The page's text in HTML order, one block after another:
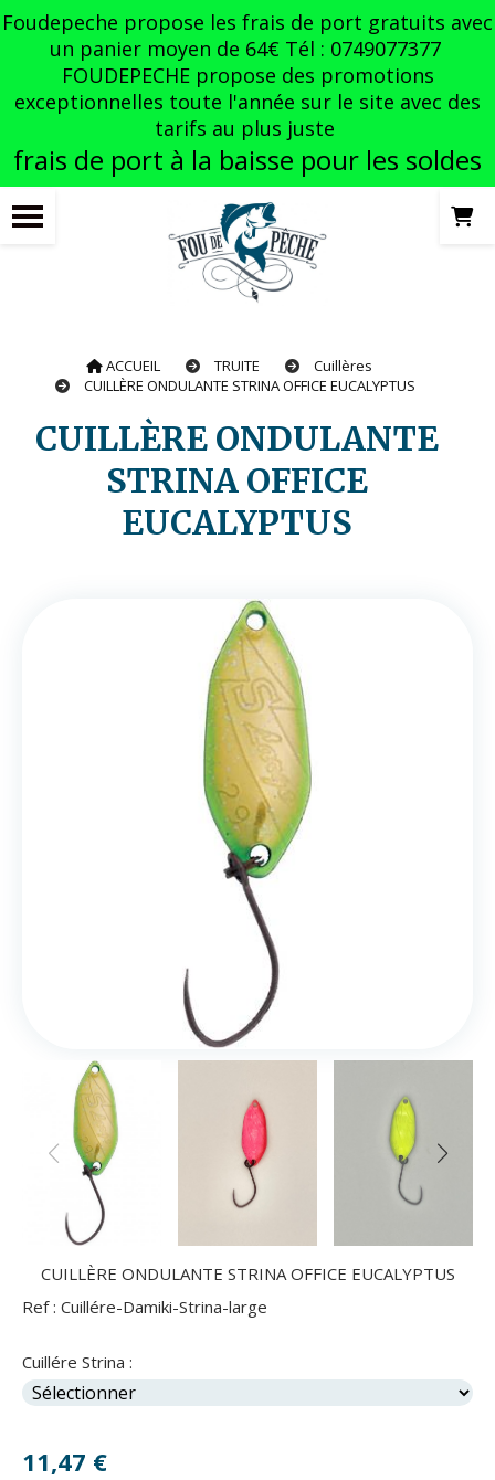
Foudepeche propose les frais de port gratuits avec
un panier moyen de 64€ Tél : 0749077377
FOUDEPECHE propose des promotions
exceptionnelles toute l'année sur le site avec des
tarifs au plus juste
frais de port à la baisse pour les soldes
ACCUEIL TRUITE
Cuillères
CUILLÈRE ONDULANTE STRINA OFFICE EUCALYPTUS
CUILLÈRE ONDULANTE
STRINA OFFICE
EUCALYPTUS
CUILLÈRE ONDULANTE STRINA OFFICE EUCALYPTUS
Ref : Cuillére-Damiki-Strina-large
Cuillére Strina :
11,47 €